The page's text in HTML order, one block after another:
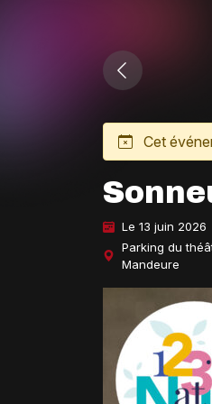
Cet
Le 13 juin 2026
Parking du
Mandeure